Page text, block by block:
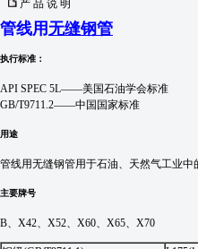
产 品 说 明
管线用无缝钢管
执行标准：
API SPEC 5L——美国石油学会标准
GB/T9711.2——中国国家标准
用途
管线用无缝钢管用于石油、天然气工业中
主要牌号
B、X42、X52、X60、X65、X70